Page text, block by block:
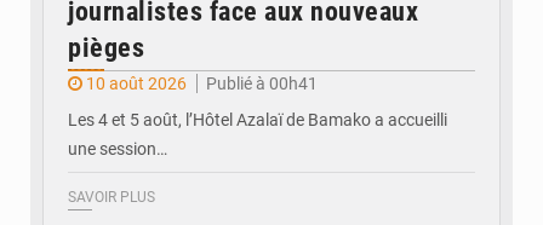
journalistes face aux nouveaux
pièges
10 août 2026
Publié à 00h41
Les 4 et 5 août, l’Hôtel Azalaï de Bamako a accueilli
une session…
SAVOIR PLUS